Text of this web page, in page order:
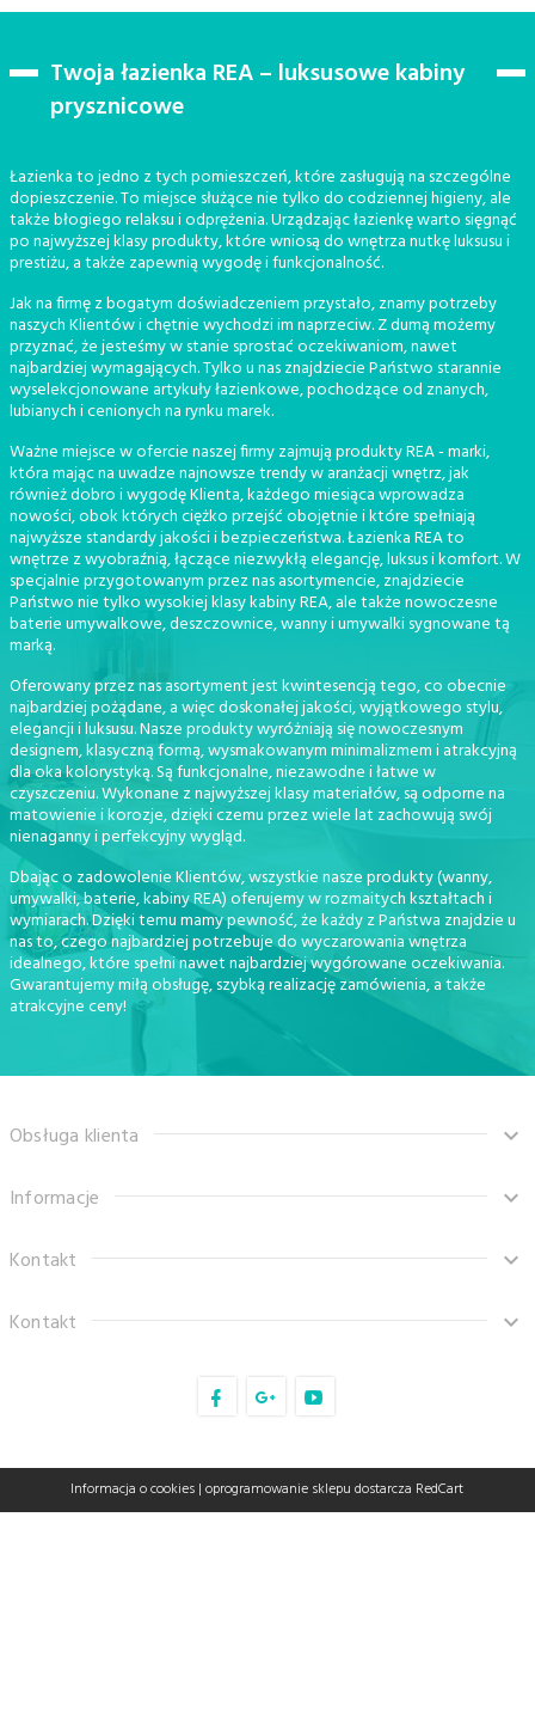
Twoja łazienka REA – luksusowe kabiny
prysznicowe
Łazienka to jedno z tych pomieszczeń, które zasługują na szczególne
dopieszczenie. To miejsce służące nie tylko do codziennej higieny, ale
także błogiego relaksu i odprężenia. Urządzając łazienkę warto sięgnąć
po najwyższej klasy produkty, które wniosą do wnętrza nutkę luksusu i
prestiżu, a także zapewnią wygodę i funkcjonalność.
Jak na firmę z bogatym doświadczeniem przystało, znamy potrzeby
naszych Klientów i chętnie wychodzi im naprzeciw. Z dumą możemy
przyznać, że jesteśmy w stanie sprostać oczekiwaniom, nawet
najbardziej wymagających. Tylko u nas znajdziecie Państwo starannie
wyselekcjonowane artykuły łazienkowe, pochodzące od znanych,
lubianych i cenionych na rynku marek.
Ważne miejsce w ofercie naszej firmy zajmują produkty REA - marki,
która mając na uwadze najnowsze trendy w aranżacji wnętrz, jak
również dobro i wygodę Klienta, każdego miesiąca wprowadza
nowości, obok których ciężko przejść obojętnie i które spełniają
najwyższe standardy jakości i bezpieczeństwa. Łazienka REA to
wnętrze z wyobraźnią, łączące niezwykłą elegancję, luksus i komfort. W
specjalnie przygotowanym przez nas asortymencie, znajdziecie
Państwo nie tylko wysokiej klasy kabiny REA, ale także nowoczesne
baterie umywalkowe, deszczownice, wanny i umywalki sygnowane tą
marką.
Oferowany przez nas asortyment jest kwintesencją tego, co obecnie
najbardziej pożądane, a więc doskonałej jakości, wyjątkowego stylu,
elegancji i luksusu. Nasze produkty wyróżniają się nowoczesnym
designem, klasyczną formą, wysmakowanym minimalizmem i atrakcyjną
dla oka kolorystyką. Są funkcjonalne, niezawodne i łatwe w
czyszczeniu. Wykonane z najwyższej klasy materiałów, są odporne na
matowienie i korozje, dzięki czemu przez wiele lat zachowują swój
nienaganny i perfekcyjny wygląd.
Dbając o zadowolenie Klientów, wszystkie nasze produkty (wanny,
umywalki, baterie, kabiny REA) oferujemy w rozmaitych kształtach i
wymiarach. Dzięki temu mamy pewność, że każdy z Państwa znajdzie u
nas to, czego najbardziej potrzebuje do wyczarowania wnętrza
idealnego, które spełni nawet najbardziej wygórowane oczekiwania.
Gwarantujemy miłą obsługę, szybką realizację zamówienia, a także
atrakcyjne ceny!
Obsługa klienta
Informacje
Kontakt
Kontakt
sklep@tanaro.pl
Informacja o cookies |oprogramowanie sklepu dostarcza RedCart